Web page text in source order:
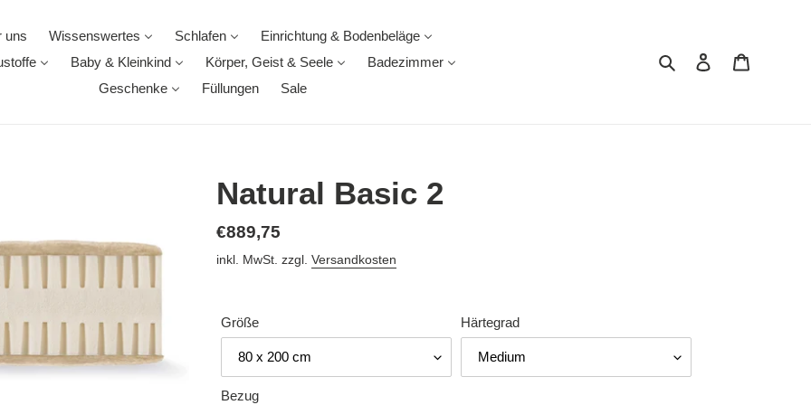
uns Wissenswertes Schlafen
Einrichtung & Bodenbeläge
Baby & Kleinkind Körper, Geist & Seele
Badezimmer
Geschenke
Füllungen Sale
Suchen Einloggen
Natural Basic 2
Normaler
Preis
€889,75
inkl. MwSt. zzgl. Versandkosten
Größe Härtegrad
Bezug